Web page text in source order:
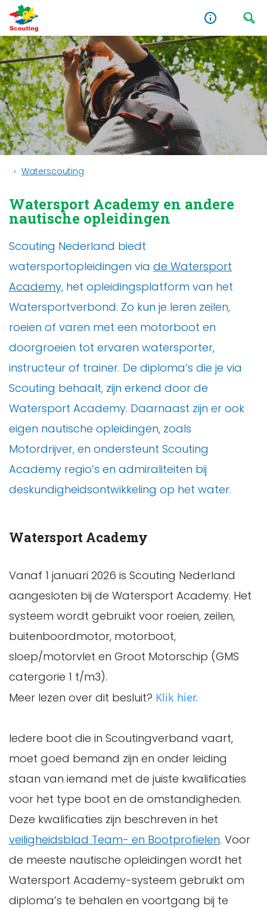
Waterscouting
Watersport Academy en andere
nautische opleidingen
Scouting Nederland biedt
watersportopleidingen via de Watersport
Academy, het opleidingsplatform van het
Watersportverbond. Zo kun je leren zeilen,
roeien of varen met een motorboot en
doorgroeien tot ervaren watersporter,
instructeur of trainer. De diploma’s die je via
Scouting behaalt, zijn erkend door de
Watersport Academy. Daarnaast zijn er ook
eigen nautische opleidingen, zoals
Motordrijver, en ondersteunt Scouting
Academy regio’s en admiraliteiten bij
deskundigheidsontwikkeling op het water.
Watersport Academy
Vanaf 1 januari 2026 is Scouting Nederland
aangesloten bij de Watersport Academy. Het
systeem wordt gebruikt voor roeien, zeilen,
buitenboordmotor, motorboot,
sloep/motorvlet en Groot Motorschip (GMS
catergorie 1 t/m3).
Meer lezen over dit besluit? Klik hier.
Iedere boot die in Scoutingverband vaart,
moet goed bemand zijn en onder leiding
staan van iemand met de juiste kwalificaties
voor het type boot en de omstandigheden.
Deze kwalificaties zijn beschreven in het
veiligheidsblad Team- en Bootprofielen. Voor
de meeste nautische opleidingen wordt het
Watersport Academy-systeem gebruikt om
diploma’s te behalen en voortgang bij te